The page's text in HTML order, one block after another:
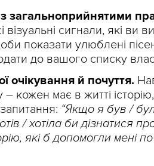
загальноприйнятими
візуальні сигнали, які ви
показати улюблені
до вашого списку
очікування й почуття.
– кожен має в житті
“Якщо я був /
/ хотіла би дізнатися
які б допомогли мені